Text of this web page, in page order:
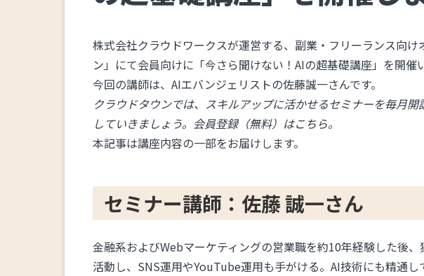
株式会社クラウドワークスが運営する、副業・フリーランス向け
ン 」にて会員向けに「今さら聞けない！AIの超基礎講座」を開催
今回の講師は、AIエバンジェリストの佐藤誠一さんです。
クラウドタウンでは、スキルアップに活かせるセミナーを毎月
していきましょう。会員登録（無料）はこちら。
本記事は講座内容の一部をお届けします。
セミナー講師：佐藤 誠一さん
金融系およびWebマーケティングの営業職を約10年経験した後
活動し、SNS運用やYouTube運用も手がける。AI技術にも精通